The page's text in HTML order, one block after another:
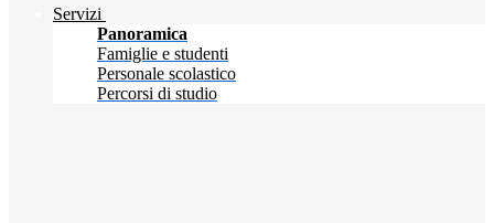
Servizi
Panoramica
Famiglie e studenti
Personale scolastico
Percorsi di studio